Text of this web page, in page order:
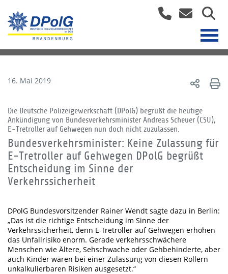
16. Mai 2019
Die Deutsche Polizeigewerkschaft (DPolG) begrüßt die heutige
Ankündigung von Bundesverkehrsminister Andreas Scheuer (CSU),
E-Tretroller auf Gehwegen nun doch nicht zuzulassen.
Bundesverkehrsminister: Keine Zulassung für
E-Tretroller auf Gehwegen DPolG begrüßt
Entscheidung im Sinne der
Verkehrssicherheit
DPolG Bundesvorsitzender Rainer Wendt sagte dazu in Berlin:
„Das ist die richtige Entscheidung im Sinne der
Verkehrssicherheit, denn E-Tretroller auf Gehwegen erhöhen
das Unfallrisiko enorm. Gerade verkehrsschwächere
Menschen wie Ältere, Sehschwache oder Gehbehinderte, aber
auch Kinder wären bei einer Zulassung von diesen Rollern
unkalkulierbaren Risiken ausgesetzt.“